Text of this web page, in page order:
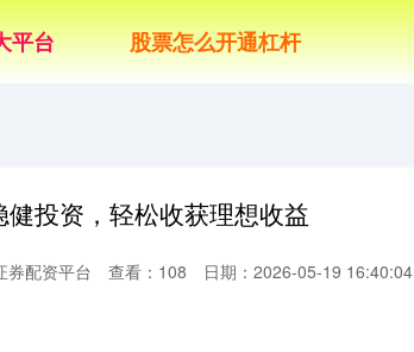
平台 股票怎么开通杠杆
投资，轻松收获理想收益
券配资平台 查看：108 日期：2026-05-19 16:40:04